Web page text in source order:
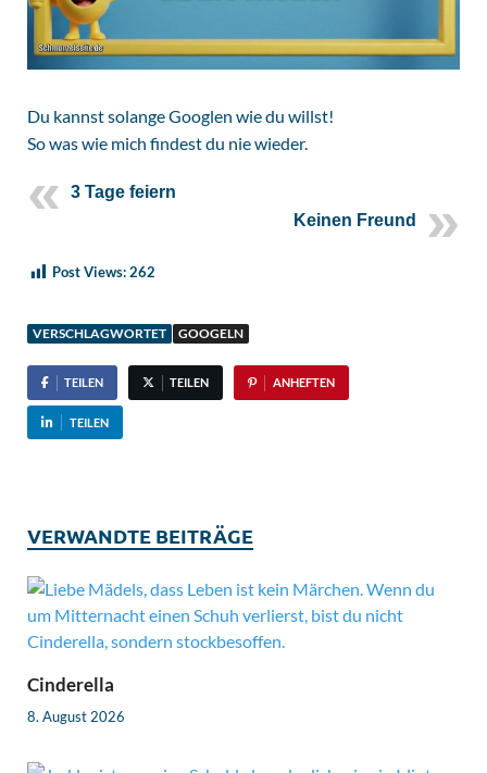
Du kannst solange Googlen wie du willst!
So was wie mich findest du nie wieder.
3 Tage feiern
Keinen Freund
Post Views:262
VERSCHLAGWORTET GOOGELN
TEILEN TEILEN ANHEFTEN
TEILEN
VERWANDTE BEITRÄGE
Cinderella
8. August 2026